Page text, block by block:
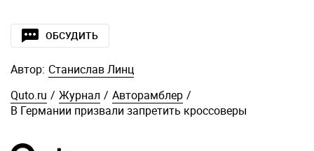
ОБСУДИТЬ
Автор: Станислав Линц
Quto.ru / Журнал / Авторамблер /
В Германии призвали запретить кроссоверы